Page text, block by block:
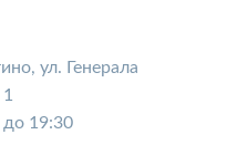
ул. Генерала
19:30